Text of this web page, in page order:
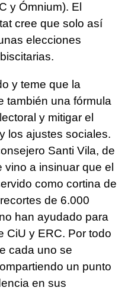
y Ómnium). El
cree que solo así
elecciones
y teme que la
también una fórmula
y mitigar el
los ajustes sociales.
Santi Vila, de
a insinuar que el
como cortina de
de 6.000
han ayudado para
CiU y ERC. Por todo
cada uno se
un punto
en sus